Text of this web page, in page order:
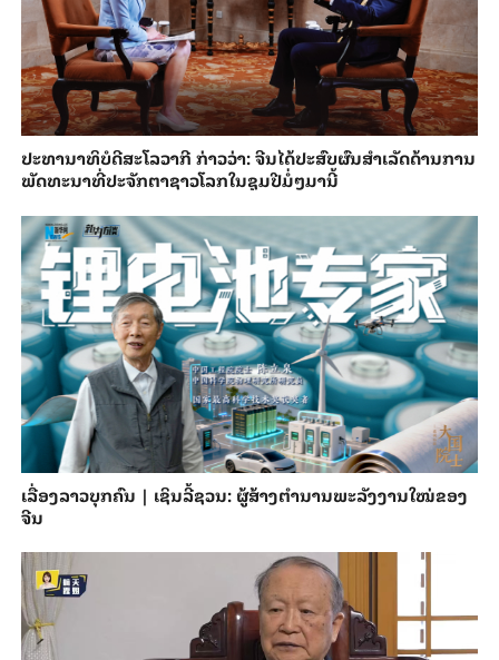
ປະ​ທາ​ນາ​ທິ​ບໍ​ດີ​ສະ​ໂລ​ວາ​ກີ ກ່າວ​ວ່າ: ຈີນ​ໄດ້​ປະ​ສົບ​ຜົ​ນ​ສຳ​ເລັດ​ດ້ານ​ການ​
ພັດ​ທະ​ນາ​ທີ່​ປະ​ຈັກ​ຕາ​ຊາວ​ໂລກ​ໃນ​ຊຸມ​ປີ​ມໍ່ໆ​ມາ​ນີ້
ເລື່ອງລາວບຸກຄົນ | ເຊິນລີ້ຊວນ: ຜູ້ສ້າງຕຳນານພະລັງງານໃໝ່ຂອງ
ຈີນ